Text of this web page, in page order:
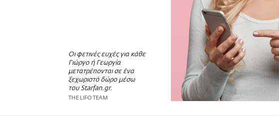
Οι φετινές ευχές για κάθε
Γιώργο ή Γεωργία
μετατρέπονται σε ένα
ξεχωριστό δώρο μέσω
του Starfan.gr.
THE LIFO TEAM